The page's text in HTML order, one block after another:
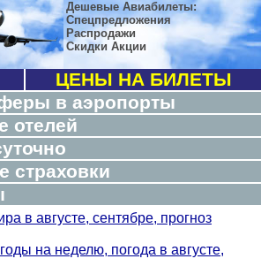
Дешевые Авиабилеты:
Спецпредложения
Распродажи
Скидки Акции
ЦЕНЫ НА БИЛЕТЫ
в аэропорты
отелей
страховки
в августе, сентябре, прогноз
на неделю, погода в августе,